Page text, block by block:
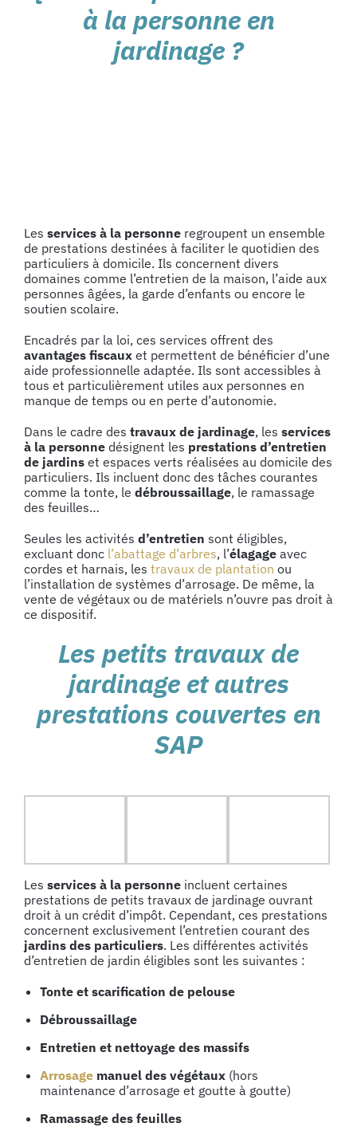
à la personne en
jardinage ?
Les services à la personne regroupent un ensemble
de prestations destinées à faciliter le quotidien des
particuliers à domicile. Ils concernent divers
domaines comme l’entretien de la maison, l’aide aux
personnes âgées, la garde d’enfants ou encore le
soutien scolaire.
Encadrés par la loi, ces services offrent des
avantages fiscaux et permettent de bénéficier d’une
aide professionnelle adaptée. Ils sont accessibles à
tous et particulièrement utiles aux personnes en
manque de temps ou en perte d’autonomie.
Dans le cadre des travaux de jardinage, les services
à la personne désignent les prestations d’entretien
de jardins et espaces verts réalisées au domicile des
particuliers. Ils incluent donc des tâches courantes
comme la tonte, le débroussaillage, le ramassage
des feuilles…
Seules les activités d’entretien sont éligibles,
excluant donc l’abattage d’arbres, l’élagage avec
cordes et harnais, les travaux de plantation ou
l’installation de systèmes d’arrosage. De même, la
vente de végétaux ou de matériels n’ouvre pas droit à
ce dispositif.
Les petits travaux de
jardinage et autres
prestations couvertes en
SAP
Les services à la personne incluent certaines
prestations de petits travaux de jardinage ouvrant
droit à un crédit d’impôt. Cependant, ces prestations
concernent exclusivement l’entretien courant des
jardins des particuliers. Les différentes activités
d’entretien de jardin éligibles sont les suivantes :
Tonte et scarification de pelouse
Débroussaillage
Entretien et nettoyage des massifs
Arrosage manuel des végétaux (hors
maintenance d’arrosage et goutte à goutte)
Ramassage des feuilles